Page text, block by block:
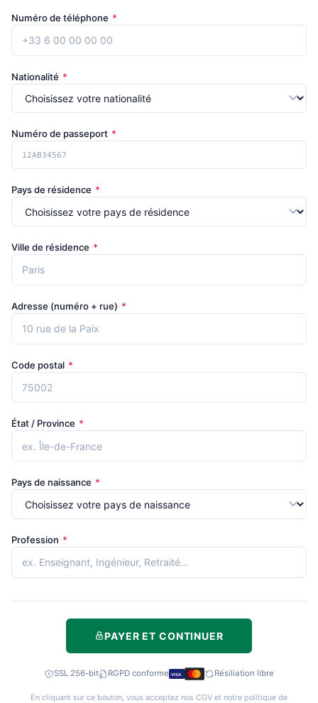
Numéro de téléphone *
Nationalité *
Numéro de passeport *
Pays de résidence *
Ville de résidence *
Adresse (numéro + rue) *
Code postal *
État / Province *
Pays de naissance *
Profession *
PAYER ET CONTINUER
SSL 256-bit RGPD conforme VISA Résiliation libre
En cliquant sur ce bouton, vous acceptez nos CGV et notre politique de